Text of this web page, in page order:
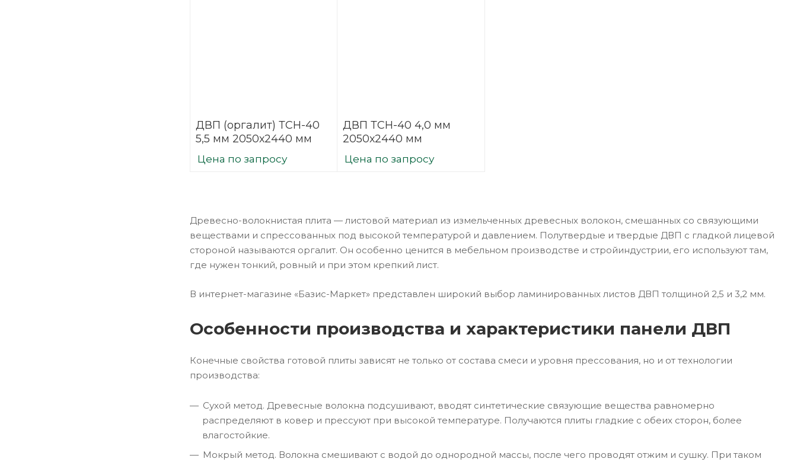
ДВП (оргалит) ТСН-40
5,5 мм 2050х2440 мм
Цена по запросу
ДВП ТСН-40 4,0 мм
2050х2440 мм
Цена по запросу
Древесно-волокнистая плита — листовой материал из измельченных древесных волокон, смешанных со связующими
веществами и спрессованных под высокой температурой и давлением. Полутвердые и твердые ДВП с гладкой лицевой
стороной называются оргалит. Он особенно ценится в мебельном производстве и стройиндустрии, его используют там,
где нужен тонкий, ровный и при этом крепкий лист.
В интернет-магазине «Базис-Маркет» представлен широкий выбор ламинированных листов ДВП толщиной 2,5 и 3,2 мм.
Особенности производства и характеристики панели ДВП
Конечные свойства готовой плиты зависят не только от состава смеси и уровня прессования, но и от технологии
производства:
Сухой метод. Древесные волокна подсушивают, вводят синтетические связующие вещества равномерно
распределяют в ковер и прессуют при высокой температуре. Получаются плиты гладкие с обеих сторон, более
влагостойкие.
Мокрый метод. Волокна смешивают с водой до однородной массы, после чего проводят отжим и сушку. При таком